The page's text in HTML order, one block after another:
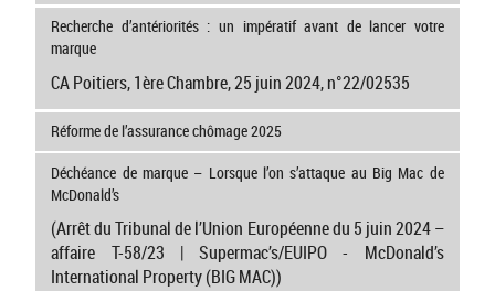
Recherche d’antériorités : un impératif avant de lancer votre
marque
CA Poitiers, 1ère Chambre, 25 juin 2024, n°22/02535
Réforme de l’assurance chômage 2025
Déchéance de marque – Lorsque l’on s’attaque au Big Mac de
McDonald’s
(Arrêt du Tribunal de l’Union Européenne du 5 juin 2024 –
affaire T-58/23 | Supermac’s/EUIPO - McDonald’s
International Property (BIG MAC))